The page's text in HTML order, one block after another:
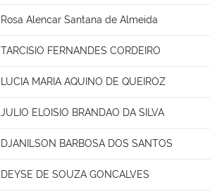
Rosa Alencar Santana de Almeida
TARCISIO FERNANDES CORDEIRO
LUCIA MARIA AQUINO DE QUEIROZ
JULIO ELOISIO BRANDAO DA SILVA
DJANILSON BARBOSA DOS SANTOS
DEYSE DE SOUZA GONCALVES